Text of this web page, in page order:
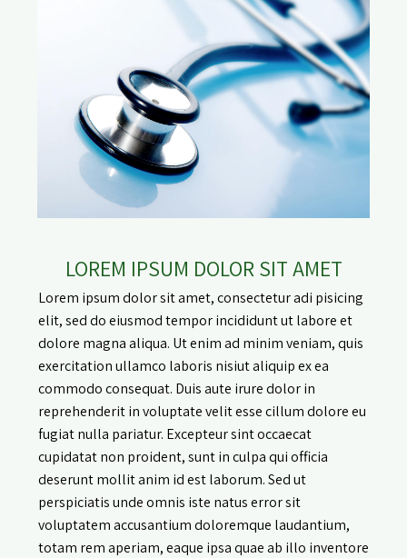
LOREM IPSUM DOLOR SIT AMET
Lorem ipsum dolor sit amet, consectetur adi pisicing
elit, sed do eiusmod tempor incididunt ut labore et
dolore magna aliqua. Ut enim ad minim veniam, quis
exercitation ullamco laboris nisiut aliquip ex ea
commodo consequat. Duis aute irure dolor in
reprehenderit in voluptate velit esse cillum dolore eu
fugiat nulla pariatur. Excepteur sint occaecat
cupidatat non proident, sunt in culpa qui officia
deserunt mollit anim id est laborum. Sed ut
perspiciatis unde omnis iste natus error sit
voluptatem accusantium doloremque laudantium,
totam rem aperiam, eaque ipsa quae ab illo inventore